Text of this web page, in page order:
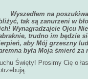
Wyszedłem na
tak są zanurzeni w
Wynagradzajcie Ojcu
trudno im będzie
aby Mój grzeszny
była Moja śmierć za
Święty! Prosimy Cię o